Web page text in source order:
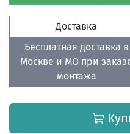
Доставка
Бесплатная доставка в
Москве и МО при
монтажа